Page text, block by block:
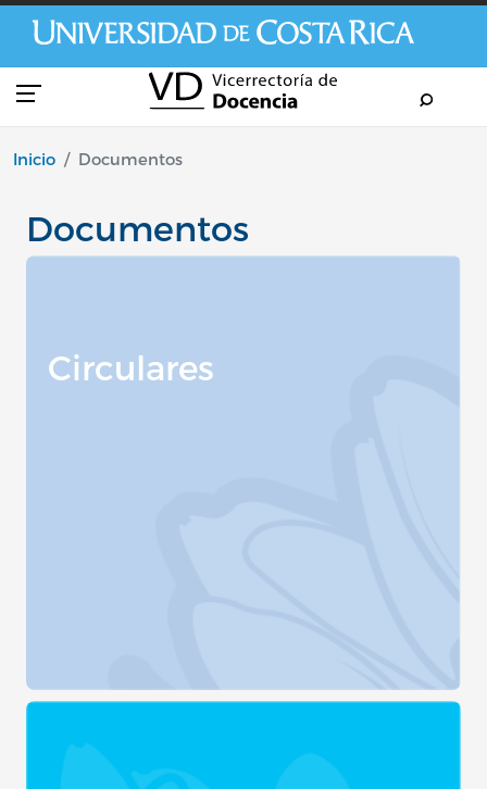
Pasar al contenido principal
Inicio Documentos
Documentos
Circulares